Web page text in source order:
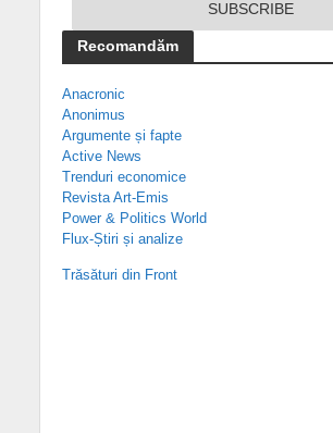
Recomandăm
Anacronic
Anonimus
Argumente și fapte
Active News
Trenduri economice
Revista Art-Emis
Power & Politics World
Flux-Știri și analize
Trăsături din Front